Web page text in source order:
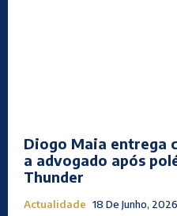
Diogo Maia entrega
a advogado após
Thunder
Actualidade 18 De Junho, 2026